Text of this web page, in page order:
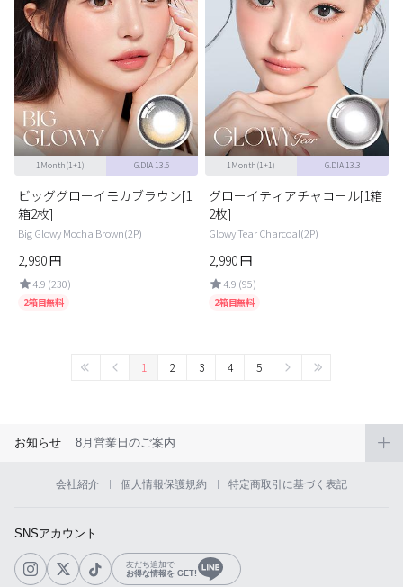
1Month(1+1) G.DIA 13.6
ビッググローイモカブラウン[1
箱2枚]
Big Glowy Mocha Brown(2P)
2,990円
4.9 (230)
2箱目無料
1Month(1+1) G.DIA 13.3
グローイティアチャコール[1箱
2枚]
Glowy Tear Charcoal(2P)
2,990円
4.9 (95)
2箱目無料
1 2 3 4 5
お知らせ 8月営業日のご案内
会社紹介 個人情報保護規約 特定商取引に基づく表記
SNSアカウント
友だち追加で
お得な情報を GET!